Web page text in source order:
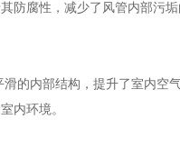
防腐性，减少了风管内部污
的内部结构，提升了室内空
内环境。